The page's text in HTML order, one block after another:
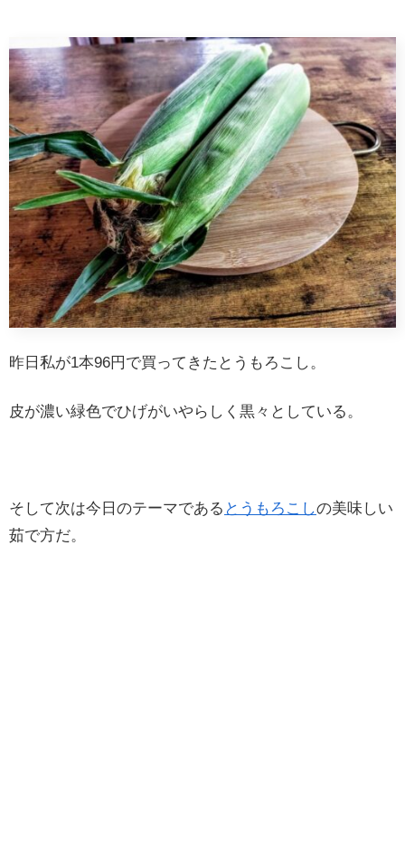
昨日私が1本96円で買ってきたとうもろこし。
皮が濃い緑色でひげがいやらしく黒々としている。
そして次は今日のテーマである とうもろこしの美味しい
茹で方だ。